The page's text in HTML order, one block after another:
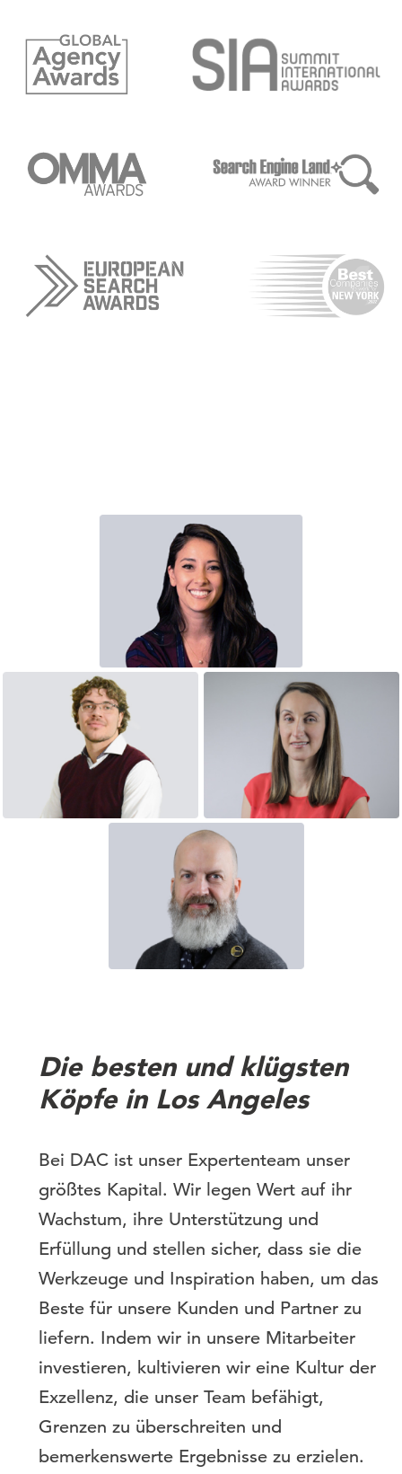
Die besten und klügsten
Köpfe in Los Angeles
Bei DAC ist unser Expertenteam unser
größtes Kapital. Wir legen Wert auf ihr
Wachstum, ihre Unterstützung und
Erfüllung und stellen sicher, dass sie die
Werkzeuge und Inspiration haben, um das
Beste für unsere Kunden und Partner zu
liefern. Indem wir in unsere Mitarbeiter
investieren, kultivieren wir eine Kultur der
Exzellenz, die unser Team befähigt,
Grenzen zu überschreiten und
bemerkenswerte Ergebnisse zu erzielen.